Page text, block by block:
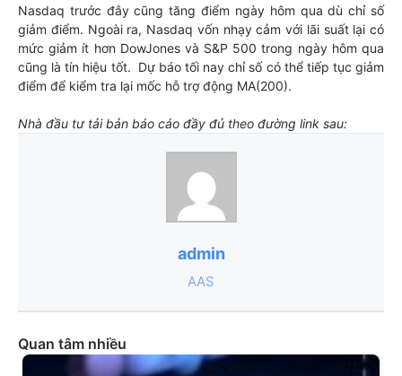
Nasdaq trước đây cũng tăng điểm ngày hôm qua dù chỉ số
giảm điểm. Ngoài ra, Nasdaq vốn nhạy cảm với lãi suất lại có
mức giảm ít hơn DowJones và S&P 500 trong ngày hôm qua
cũng là tín hiệu tốt. Dự báo tối nay chỉ số có thể tiếp tục giảm
điểm để kiểm tra lại mốc hỗ trợ động MA(200).
Nhà đầu tư tải bản báo cáo đầy đủ theo đường link sau:
admin
AAS
Quan tâm nhiều